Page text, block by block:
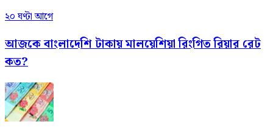
২০ ঘণ্টা আগে
আজকে বাংলাদেশি টাকায় মালয়েশিয়া রিংগিত রিয়ার রেট
কত?